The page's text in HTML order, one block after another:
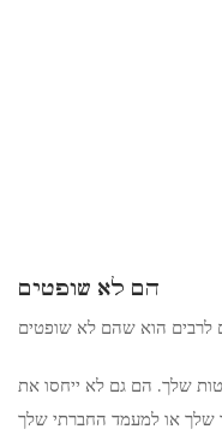
הם לא שופטים
שלך. הם גם לא ייחסו את